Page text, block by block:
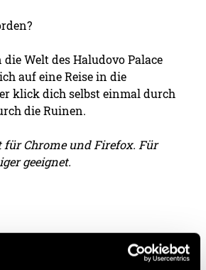
die Welt des Haludovo Palace
auf eine Reise in die
klick dich selbst einmal durch
die Ruinen.
Chrome und Firefox. Für
geeignet.